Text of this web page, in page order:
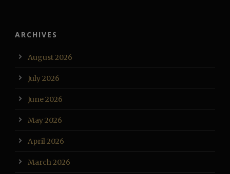
ARCHIVES
August 2026
July 2026
June 2026
May 2026
April 2026
March 2026